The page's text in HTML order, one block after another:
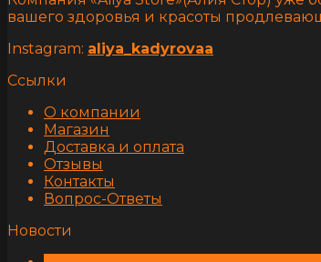
вашего здоровья и красоты
Instagram: aliya_kadyrovaa
Ссылки
О компании
Магазин
Доставка и оплата
Отзывы
Контакты
Вопрос-Ответы
Новости